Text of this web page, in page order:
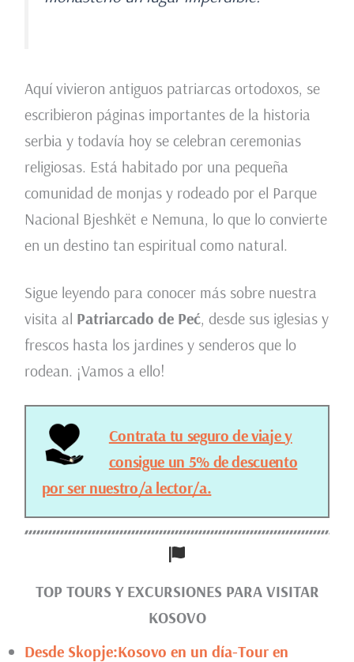
Aquí vivieron antiguos patriarcas ortodoxos, se
escribieron páginas importantes de la historia
serbia y todavía hoy se celebran ceremonias
religiosas. Está habitado por una pequeña
comunidad de monjas y rodeado por el Parque
Nacional Bjeshkët e Nemuna, lo que lo convierte
en un destino tan espiritual como natural.
Sigue leyendo para conocer más sobre nuestra
visita al Patriarcado de Peć, desde sus iglesias y
frescos hasta los jardines y senderos que lo
rodean. ¡Vamos a ello!
Contrata tu seguro de viaje y
consigue un 5% de descuento
por ser nuestro/a lector/a.
TOP TOURS Y EXCURSIONES PARA VISITAR
KOSOVO
Desde Skopje:Kosovo en un día-Tour en